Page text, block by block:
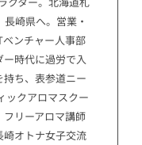
崎県へ。営業・
ンチャー人事部
時代に過労で入
ち、表参道ニー
ックアロマスクー
リーアロマ講師
崎オトナ女子交流